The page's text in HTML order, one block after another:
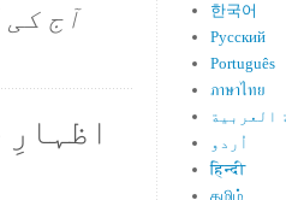
آج کی
한국어
Русский
Português
ภาษาไทย
العربية
اُردو
हिन्दी
தமிழ்